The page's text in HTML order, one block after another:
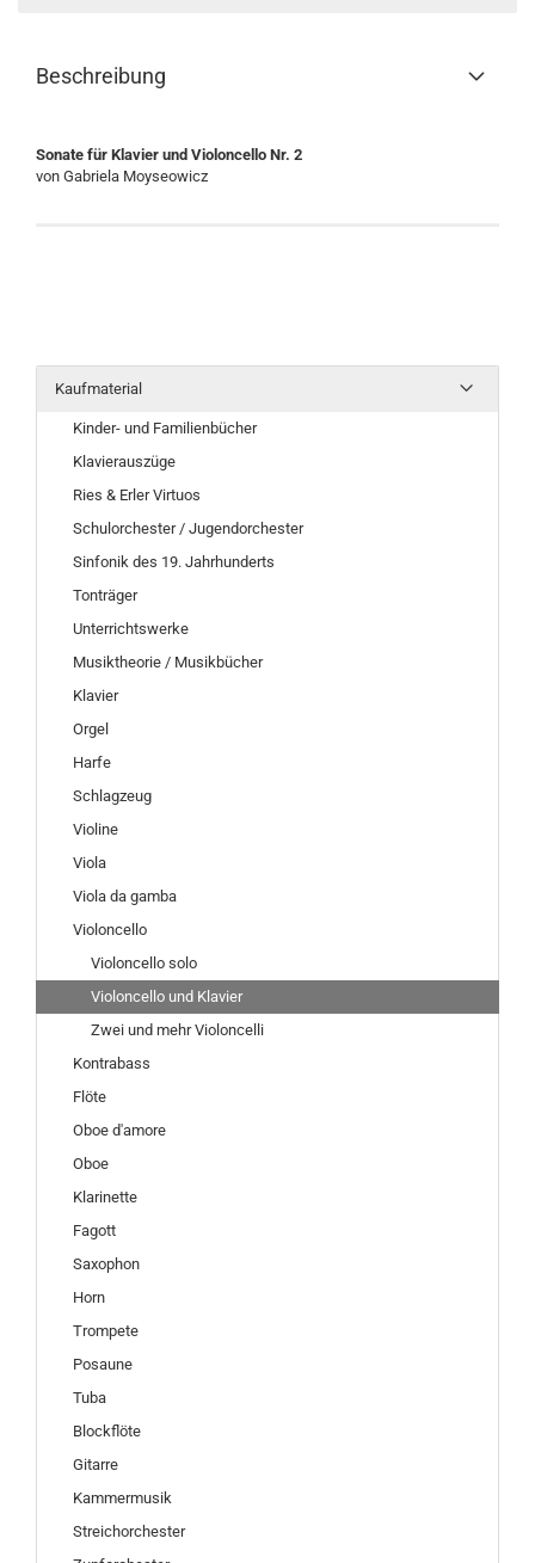
Beschreibung
Sonate für Klavier und Violoncello Nr. 2
von Gabriela Moyseowicz
Kaufmaterial
Kinder- und Familienbücher
Klavierauszüge
Ries & Erler Virtuos
Schulorchester / Jugendorchester
Sinfonik des 19. Jahrhunderts
Tonträger
Unterrichtswerke
Musiktheorie / Musikbücher
Klavier
Orgel
Harfe
Schlagzeug
Violine
Viola
Viola da gamba
Violoncello
Violoncello solo
Violoncello und Klavier
Zwei und mehr Violoncelli
Kontrabass
Flöte
Oboe d'amore
Oboe
Klarinette
Fagott
Saxophon
Horn
Trompete
Posaune
Tuba
Blockflöte
Gitarre
Kammermusik
Streichorchester